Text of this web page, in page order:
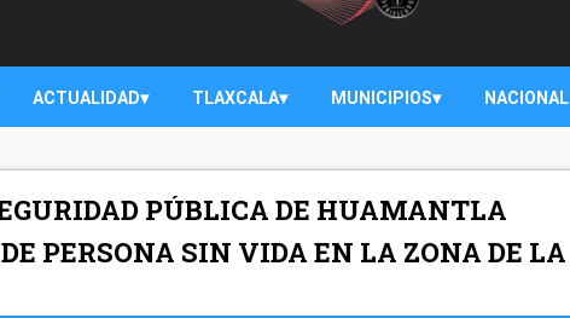
ACTUALIDAD TLAXCALA MUNICIPIOS NACIONAL
PÚBLICA DE HUAMANTLA
PERSONA SIN VIDA EN LA ZONA DE LA